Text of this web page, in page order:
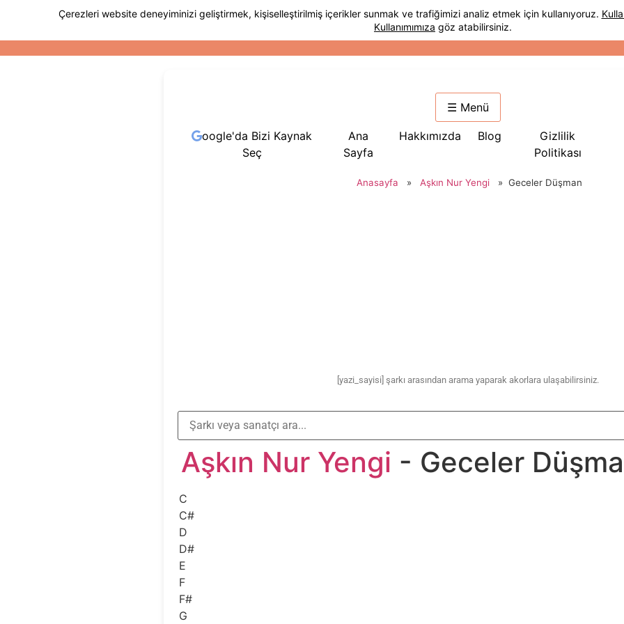
☰ Menü
oogle'da Bizi Kaynak
Seç
Ana
Sayfa
Hakkımızda Blog
Gizlilik
Politikası
Anasayfa » Aşkın Nur Yengi » Geceler Düşman
[yazi_sayisi] şarkı arasından arama yaparak akorlara ulaşabilirsiniz.
Aşkın Nur Yengi - Geceler
C
C#
D
D#
E
F
F#
G